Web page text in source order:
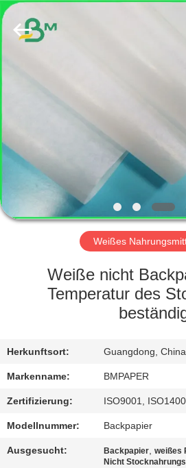
HAUS
PRODUKTE
ÜBER
UNS
FABRIK-
AUSFLUG
SIE
MIT
UNS
IN
VERBINDUNG
BMPAPER
CO.,
LTD..
Rights
Weißes
Weiße nicht
Temperatur des
Herkunftsort: Guangdong, China
Markenname: BMPAPER
Zertifizierung: ISO9001,
Modellnummer: Backpapier
Ausgesucht: Backpapier,weißes
Nicht